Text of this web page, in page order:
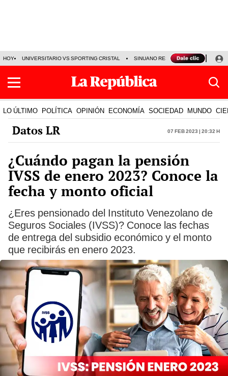
HOY UNIVERSITARIO VS SPORTING CRISTAL SINUANO RESULTADOS HOY
LO ÚLTIMO POLÍTICA OPINIÓN ECONOMÍA SOCIEDAD MUNDO
Datos LR 07 Feb 2023 | 20:32 h
¿Cuándo pagan la pensión
IVSS de enero 2023? Conoce la
fecha y monto oficial
¿Eres pensionado del Instituto Venezolano de
Seguros Sociales (IVSS)? Conoce las fechas
de entrega del subsidio económico y el monto
que recibirás en enero 2023.